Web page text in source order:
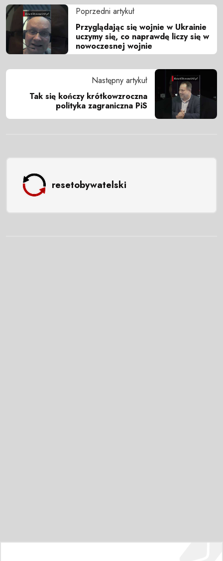
Poprzedni artykuł
Przyglądając się wojnie w Ukrainie
uczymy się, co naprawdę liczy się w
nowoczesnej wojnie
Następny artykuł
Tak się kończy krótkowzroczna
polityka zagraniczna PiS
resetobywatelski